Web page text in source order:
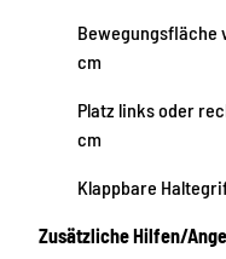
Bewegungsfläche
cm
Platz links oder
cm
Klappbare
Zusätzliche Hilfen/